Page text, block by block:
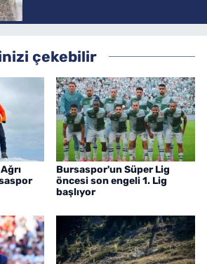
çekebilir
Bursaspor'un Süper Lig
öncesi son engeli 1. Lig
başlıyor